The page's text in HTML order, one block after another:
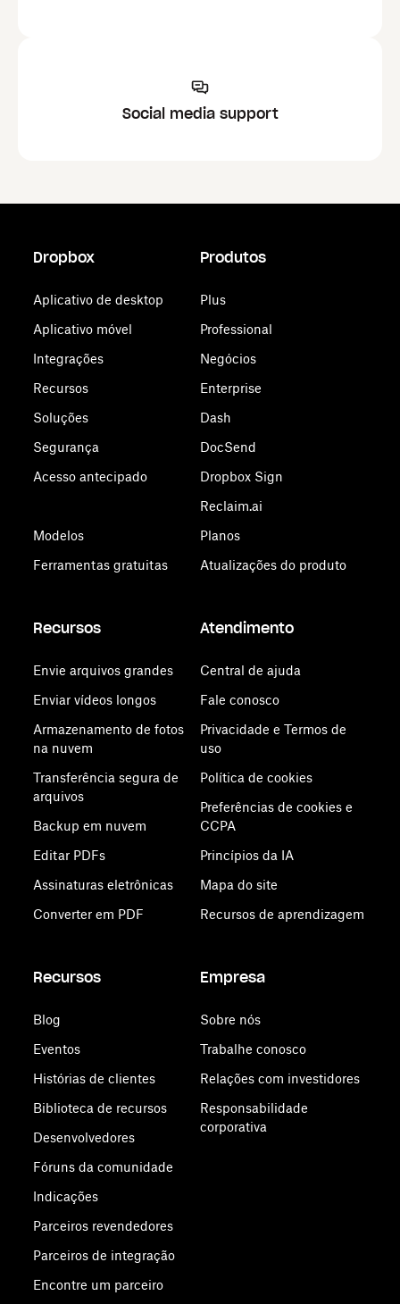
Social media support
Dropbox
Aplicativo de desktop
Aplicativo móvel
Integrações
Recursos
Soluções
Segurança
Acesso antecipado
Modelos
Ferramentas gratuitas
Produtos
Plus
Professional
Negócios
Enterprise
Dash
DocSend
Dropbox Sign
Reclaim.ai
Planos
Atualizações do produto
Recursos
Envie arquivos grandes
Enviar vídeos longos
Armazenamento de fotos
na nuvem
Transferência segura de
arquivos
Backup em nuvem
Editar PDFs
Assinaturas eletrônicas
Converter em PDF
Atendimento
Central de ajuda
Fale conosco
Privacidade e Termos de
uso
Política de cookies
Preferências de cookies e
CCPA
Princípios da IA
Mapa do site
Recursos de aprendizagem
Recursos
Blog
Eventos
Histórias de clientes
Biblioteca de recursos
Desenvolvedores
Fóruns da comunidade
Indicações
Parceiros revendedores
Parceiros de integração
Encontre um parceiro
Empresa
Sobre nós
Trabalhe conosco
Relações com investidores
Responsabilidade
corporativa